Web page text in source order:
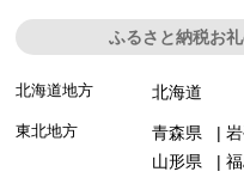
ふるさと納税お
北海道地方 北海道
東北地方 青森県
山形県